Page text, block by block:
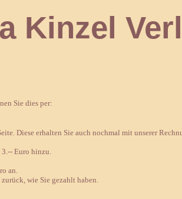
Sie dies per:
Diese erhalten Sie auch nochmal mit unserer
Euro hinzu.
an.
wie Sie gezahlt haben.